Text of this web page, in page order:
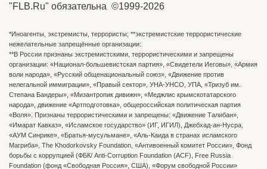
"FLB.Ru" обязательна ©1999-2026
*Иноагенты, экстремисты, террористы; **экстремистские террористические
нежелательные запрещённые организации:
**В России признаны экстремистскими, террористическими и запрещены
организации: «Национал-большевистская партия», «Свидетели Иеговы», «Армия
воли народа», «Русский общенациональный союз», «Движение против
нелегальной иммиграции», «Правый сектор», УНА-УНСО, УПА, «Тризуб им.
Степана Бандеры», «Мизантропик дивижн», «Меджлис крымскотатарского
народа», движение «Артподготовка», общероссийская политическая партия
«Воля». Признаны террористическими и запрещены: «Движение Талибан»,
«Имарат Кавказ», «Исламское государство» (ИГ, ИГИЛ), Джебхад-ан-Нусра,
«АУМ Синрике», «Братья-мусульмане», «Аль-Каида в странах исламского
Магриба», The Khodorkovsky Foundation, «Антивоенный комитет России», Фонд
борьбы с коррупцией (ФБК/ Anti-Corruption Foundation (ACF), Free Russia
Foundation (фонд «Свободная Россия», США), «Форум свободной России»